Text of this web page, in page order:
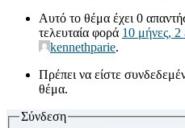
Αυτό το θέμα έχει 0
τελευταία φορά 10 μήνες, 2
kennethparie.
Πρέπει να είστε
θέμα.
Σύνδεση